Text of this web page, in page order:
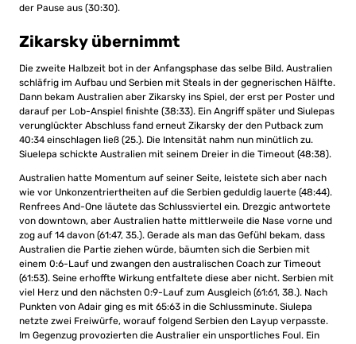
der Pause aus (30:30).
Zikarsky übernimmt
Die zweite Halbzeit bot in der Anfangsphase das selbe Bild. Australien
schläfrig im Aufbau und Serbien mit Steals in der gegnerischen Hälfte.
Dann bekam Australien aber Zikarsky ins Spiel, der erst per Poster und
darauf per Lob-Anspiel finishte (38:33). Ein Angriff später und Siulepas
verunglückter Abschluss fand erneut Zikarsky der den Putback zum
40:34 einschlagen ließ (25.). Die Intensität nahm nun minütlich zu.
Siuelepa schickte Australien mit seinem Dreier in die Timeout (48:38).
Australien hatte Momentum auf seiner Seite, leistete sich aber nach
wie vor Unkonzentriertheiten auf die Serbien geduldig lauerte (48:44).
Renfrees And-One läutete das Schlussviertel ein. Drezgic antwortete
von downtown, aber Australien hatte mittlerweile die Nase vorne und
zog auf 14 davon (61:47, 35.). Gerade als man das Gefühl bekam, dass
Australien die Partie ziehen würde, bäumten sich die Serbien mit
einem 0:6-Lauf und zwangen den australischen Coach zur Timeout
(61:53). Seine erhoffte Wirkung entfaltete diese aber nicht. Serbien mit
viel Herz und den nächsten 0:9-Lauf zum Ausgleich (61:61, 38.). Nach
Punkten von Adair ging es mit 65:63 in die Schlussminute. Siulepa
netzte zwei Freiwürfe, worauf folgend Serbien den Layup verpasste.
Im Gegenzug provozierten die Australier ein unsportliches Foul. Ein